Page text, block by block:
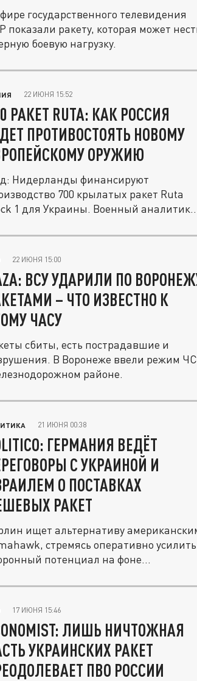
государственного телевидения
показали ракету, которая может
боевую нагрузку.
22 ИЮНЯ 15:52
РАКЕТ RUTA: КАК РОССИЯ
ПРОТИВОСТОЯТЬ НОВОМУ
ОРУЖИЮ
Нидерланды финансируют
700 крылатых ракет Ruta
1 для Украины. Военный аналитик
22 ИЮНЯ 15:00
ВСУ УДАРИЛИ ПО
– ЧТО ИЗВЕСТНО К
ЧАСУ
сбиты, есть пострадавшие и
В Воронеже ввели режим
районе.
21 ИЮНЯ 00:38
ГЕРМАНИЯ ВЕДЁТ
С УКРАИНОЙ И
О ПОСТАВКАХ
РАКЕТ
ищет альтернативу
стремясь оперативно усилить
потенциал на фоне...
17 ИЮНЯ 15:46
ЛИШЬ НИЧТОЖНАЯ
УКРАИНСКИХ РАКЕТ
ПВО РОССИИ